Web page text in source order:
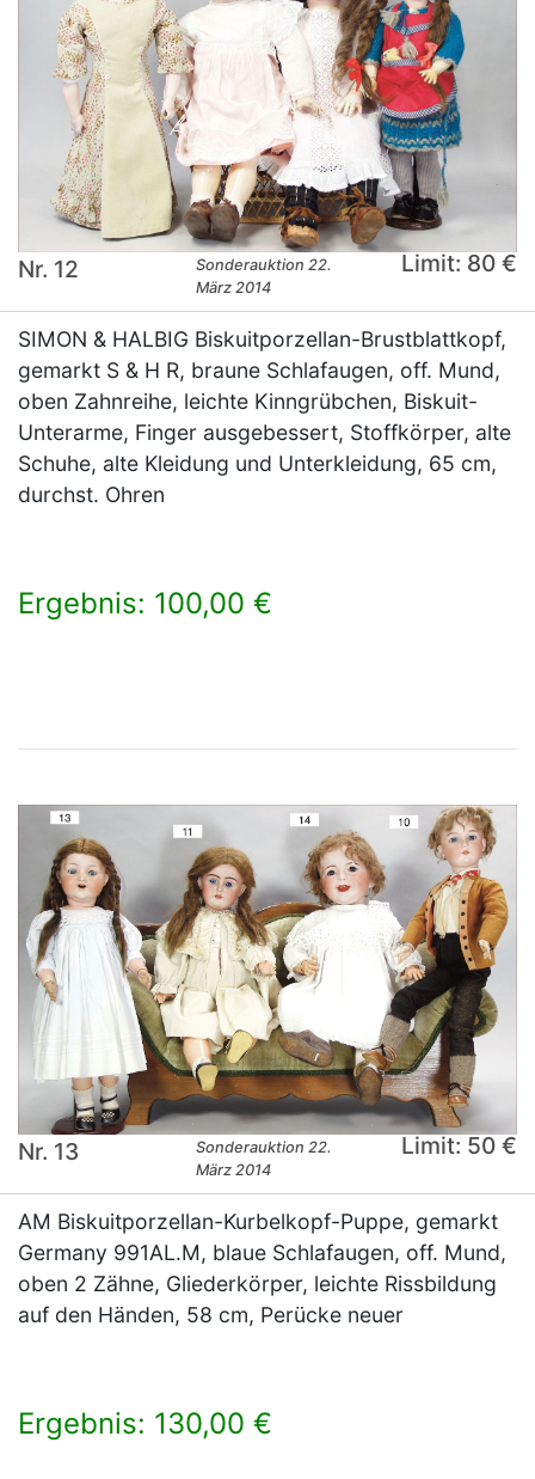
Nr. 12
Sonderauktion 22.
März 2014
Limit: 80 €
SIMON & HALBIG Biskuitporzellan-Brustblattkopf,
gemarkt S & H R, braune Schlafaugen, off. Mund,
oben Zahnreihe, leichte Kinngrübchen, Biskuit-
Unterarme, Finger ausgebessert, Stoffkörper, alte
Schuhe, alte Kleidung und Unterkleidung, 65 cm,
durchst. Ohren
Ergebnis: 100,00 €
Nr. 13
Sonderauktion 22.
März 2014
Limit: 50 €
AM Biskuitporzellan-Kurbelkopf-Puppe, gemarkt
Germany 991AL.M, blaue Schlafaugen, off. Mund,
oben 2 Zähne, Gliederkörper, leichte Rissbildung
auf den Händen, 58 cm, Perücke neuer
Ergebnis: 130,00 €